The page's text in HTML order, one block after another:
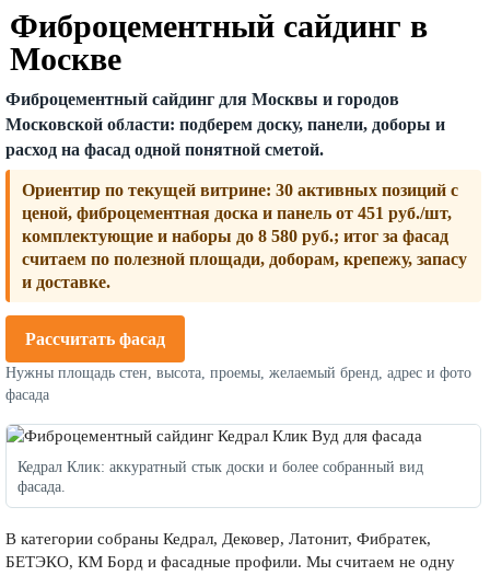
Фиброцементный сайдинг в
Москве
Фиброцементный сайдинг для Москвы и городов
Московской области: подберем доску, панели, доборы и
расход на фасад одной понятной сметой.
Ориентир по текущей витрине: 30 активных позиций с
ценой, фиброцементная доска и панель от 451 руб./шт,
комплектующие и наборы до 8 580 руб.; итог за фасад
считаем по полезной площади, доборам, крепежу, запасу
и доставке.
Рассчитать фасад
Нужны площадь стен, высота, проемы, желаемый бренд, адрес и фото
фасада
Кедрал Клик: аккуратный стык доски и более собранный вид
фасада.
В категории собраны Кедрал, Дековер, Латонит, Фибратек,
БЕТЭКО, КМ Борд и фасадные профили. Мы считаем не одну